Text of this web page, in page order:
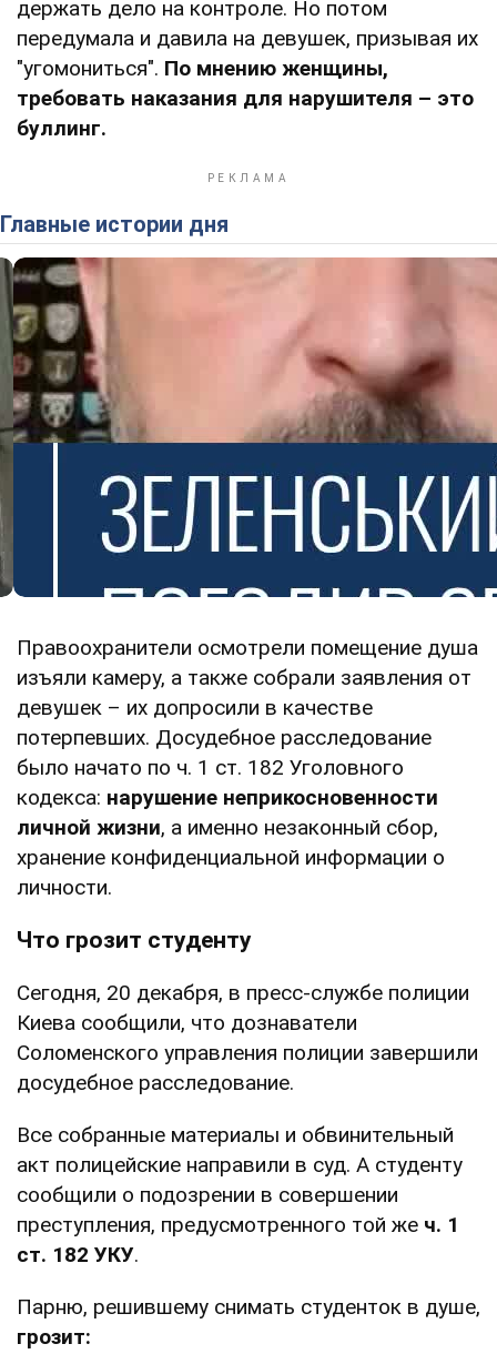
держать дело на контроле. Но потом
передумала и давила на девушек, призывая их
"угомониться". По мнению женщины,
требовать наказания для нарушителя – это
буллинг.
Главные истории дня
Правоохранители осмотрели помещение душа
изъяли камеру, а также собрали заявления от
девушек – их допросили в качестве
потерпевших. Досудебное расследование
было начато по ч. 1 ст. 182 Уголовного
кодекса: нарушение неприкосновенности
личной жизни, а именно незаконный сбор,
хранение конфиденциальной информации о
личности.
Что грозит студенту
Сегодня, 20 декабря, в пресс-службе полиции
Киева сообщили, что дознаватели
Соломенского управления полиции завершили
досудебное расследование.
Все собранные материалы и обвинительный
акт полицейские направили в суд. А студенту
сообщили о подозрении в совершении
преступления, предусмотренного той же ч. 1
ст. 182 УКУ.
Парню, решившему снимать студенток в душе,
грозит: